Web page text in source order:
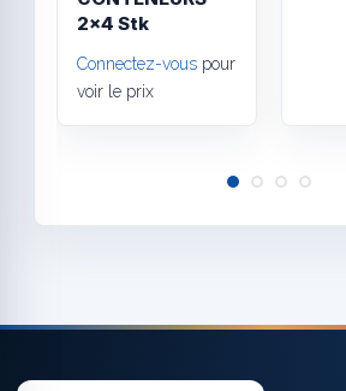
2x4 Stk
Connectez-vous pour
voir le prix